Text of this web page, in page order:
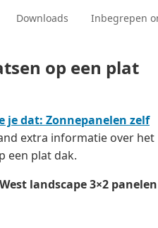
Downloads Inbegrepen
op een plat
je dat: Zonnepanelen zelf
extra informatie over het
een plat dak.
landscape 3×2 panelen